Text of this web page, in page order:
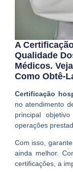
A
Qualidade
Médicos.
Como Obtê-
Certificação
no atendimento
principal
operações
Com isso,
ainda melhor.
certificações, a